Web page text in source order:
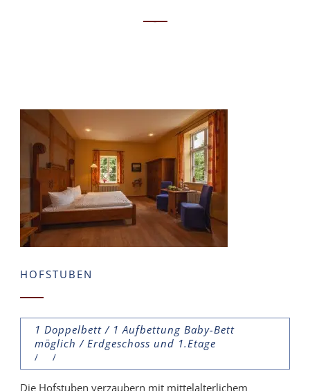
HOFSTUBEN
1 Doppelbett / 1 Aufbettung Baby-Bett
möglich / Erdgeschoss und 1.Etage
Die Hofstuben verzaubern mit mittelalterlichem